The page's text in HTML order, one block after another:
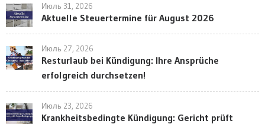
Июль 31, 2026
Aktuelle Steuertermine für August 2026
Июль 27, 2026
Resturlaub bei Kündigung: Ihre Ansprüche
erfolgreich durchsetzen!
Июль 23, 2026
Krankheitsbedingte Kündigung: Gericht prüft